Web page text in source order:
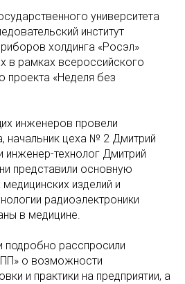
университета
институт
холдинга «Росэл»
в рамках всероссийского
проекта «Неделя без
инженеров провели
начальник цеха № 2 Дмитрий
инженер-технолог Дмитрий
представили основную
изделий и
радиоэлектроники
в медицине.
подробно расспросили
о возможности
и практики на предприятии, а